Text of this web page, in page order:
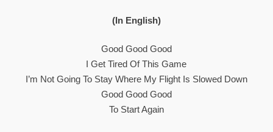
(In English)
Good Good Good
I Get Tired Of This Game
I’m Not Going To Stay Where My Flight Is Slowed Down
Good Good Good
To Start Again